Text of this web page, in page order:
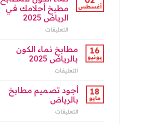
الكون
بالرياض:
أناقة
الخامات
لمنزلك
العصري
أغسطس
مطبخ أحلامك في
الرياض 2025
التعليقات
الكون
للمطابخ
مطبخ
الرياض
2025
16
يونيو
مطابخ نماء الكون
بالرياض 2025
التعليقات
الكون
بالرياض
18
مايو
أجود تصميم مطابخ
بالرياض
التعليقات